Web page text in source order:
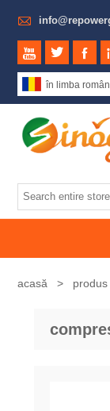

  
în limba
acasă > produs